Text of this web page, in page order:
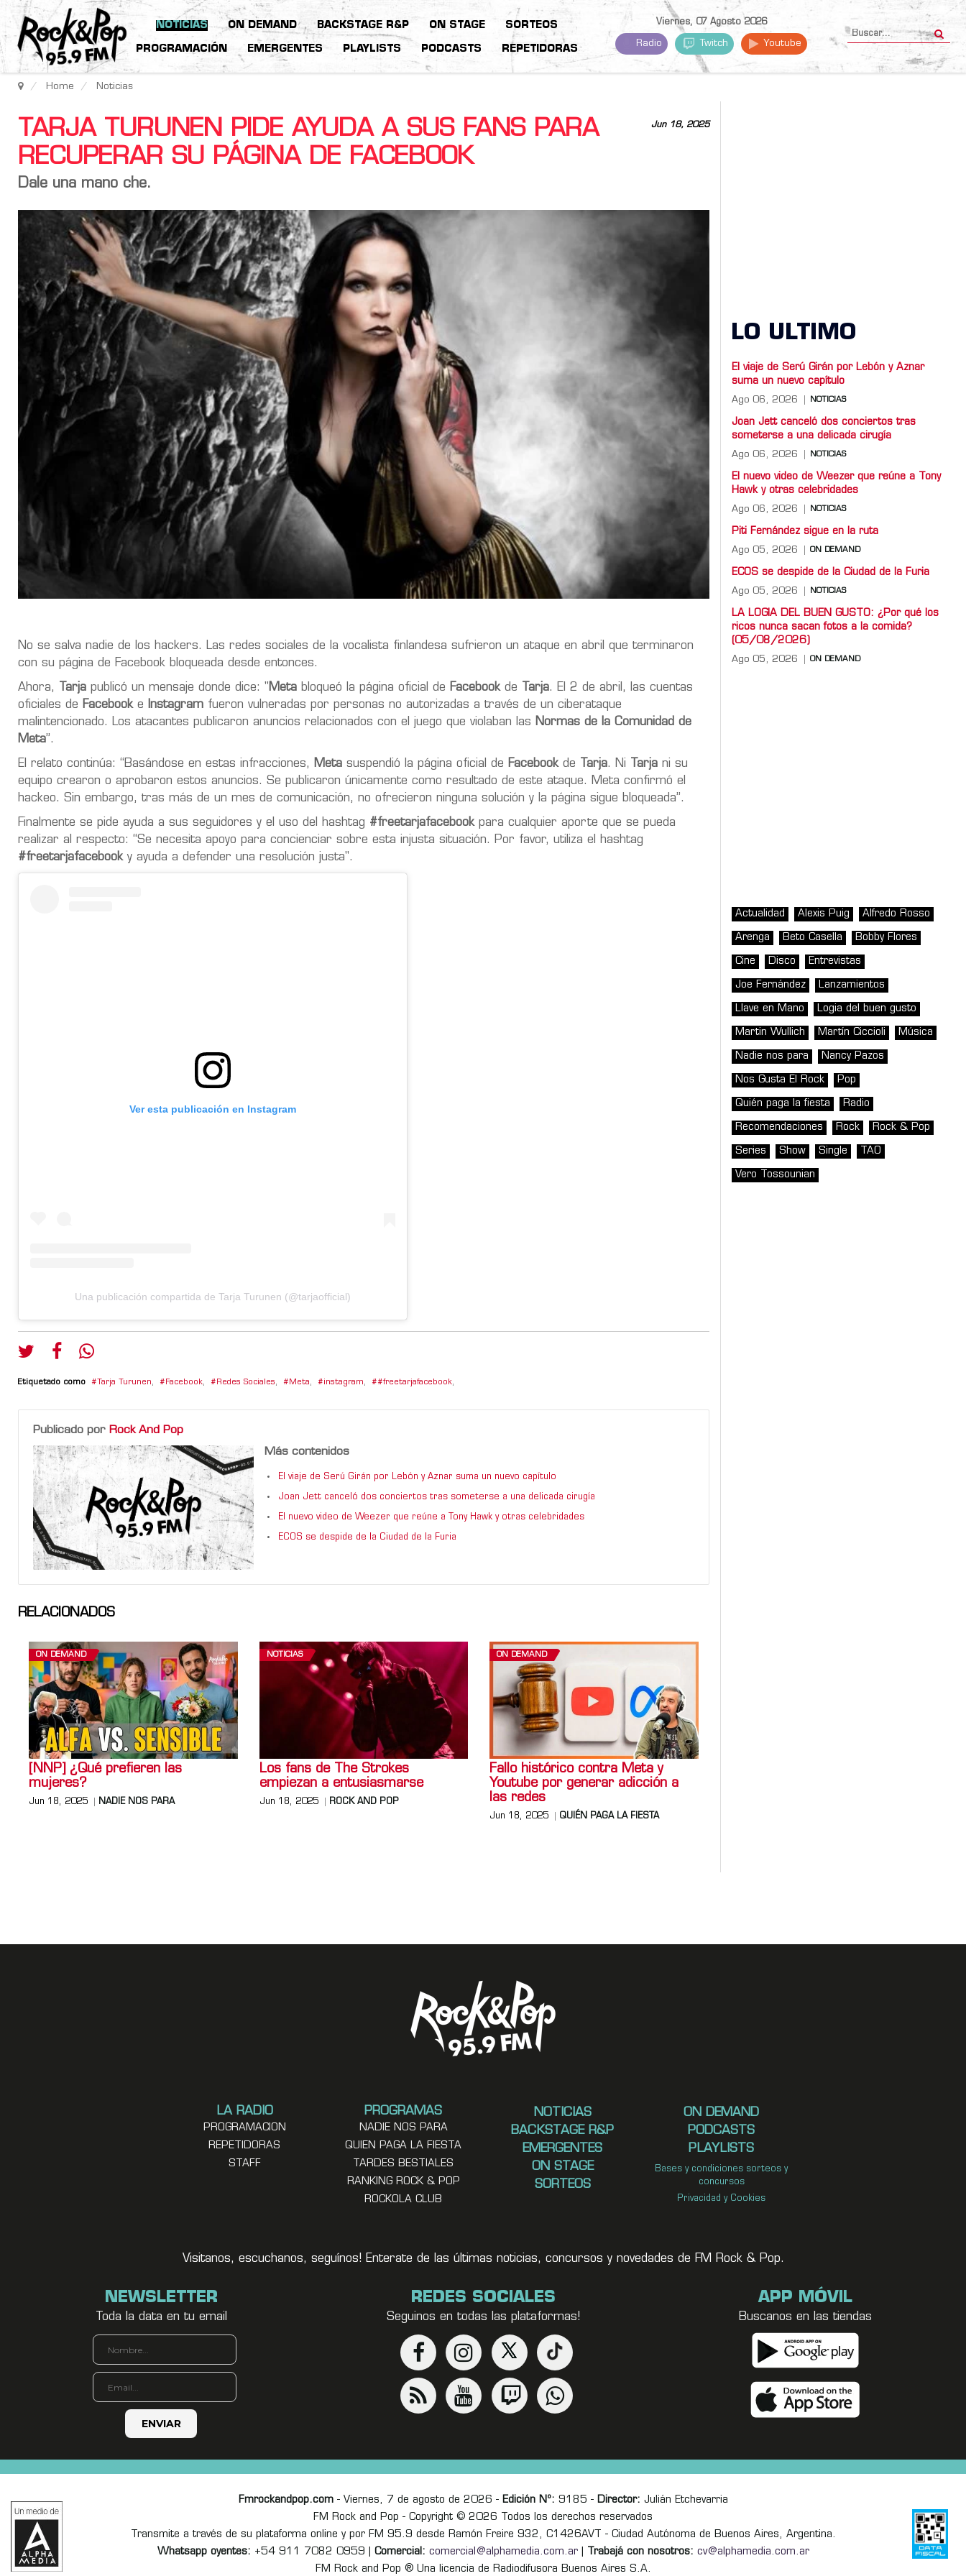
NOTICIAS ON DEMAND BACKSTAGE R&P ON STAGE SORTEOS
PROGRAMACIÓN EMERGENTES PLAYLISTS PODCASTS REPETIDORAS
Viernes, 07 Agosto 2026
Radio Twitch Youtube
Home Noticias
Jun 18, 2025
TARJA TURUNEN PIDE AYUDA A SUS FANS PARA
RECUPERAR SU PÁGINA DE FACEBOOK
Dale una mano che.
No se salva nadie de los hackers. Las redes sociales de la vocalista finlandesa sufrieron un ataque en abril que terminaron
con su página de Facebook bloqueada desde entonces.
Ahora, Tarja publicó un mensaje donde dice: " Meta bloqueó la página oficial de Facebookde Tarja. El 2 de abril, las cuentas
oficiales de Facebooke Instagram fueron vulneradas por personas no autorizadas a través de un ciberataque
malintencionado. Los atacantes publicaron anuncios relacionados con el juego que violaban las
Normas de la Comunidad de
Meta”.
El relato continúa: “Basándose en estas infracciones, Meta suspendió la página oficial de Facebookde Tarja. Ni Tarja ni su
equipo crearon o aprobaron estos anuncios. Se publicaron únicamente como resultado de este ataque. Meta confirmó el
hackeo. Sin embargo, tras más de un mes de comunicación, no ofrecieron ninguna solución y la página sigue bloqueada”.
Finalmente se pide ayuda a sus seguidores y el uso del hashtag #freetarjafacebookpara cualquier aporte que se pueda
realizar al respecto: “Se necesita apoyo para concienciar sobre esta injusta situación. Por favor, utiliza el hashtag
#freetarjafacebooky ayuda a defender una resolución justa".
Ver esta publicación en Instagram
Una publicación compartida de Tarja Turunen (@tarjaofficial)
Etiquetado como Tarja Turunen, Facebook, Redes Sociales, Meta, instagram, #freetarjafacebook,
Publicado por Rock And Pop
Más contenidos
El viaje de Serú Girán por Lebón y Aznar suma un nuevo capítulo
Joan Jett canceló dos conciertos tras someterse a una delicada cirugía
El nuevo video de Weezer que reúne a Tony Hawk y otras celebridades
ECOS se despide de la Ciudad de la Furia
RELACIONADOS
ON DEMAND
[NNP] ¿Qué prefieren las
mujeres?
Jun 18, 2025 NADIE NOS PARA
NOTICIAS
Los fans de The Strokes
empiezan a entusiasmarse
Jun 18, 2025 ROCK AND POP
ON DEMAND
Fallo histórico contra Meta y
Youtube por generar adicción a
las redes
Jun 18, 2025 QUIÉN PAGA LA FIESTA
LO ULTIMO
El viaje de Serú Girán por Lebón y Aznar
suma un nuevo capítulo
Ago 06, 2026 NOTICIAS
Joan Jett canceló dos conciertos tras
someterse a una delicada cirugía
Ago 06, 2026 NOTICIAS
El nuevo video de Weezer que reúne a Tony
Hawk y otras celebridades
Ago 06, 2026 NOTICIAS
Piti Fernández sigue en la ruta
Ago 05, 2026 ON DEMAND
ECOS se despide de la Ciudad de la Furia
Ago 05, 2026 NOTICIAS
LA LOGIA DEL BUEN GUSTO: ¿Por qué los
ricos nunca sacan fotos a la comida?
(05/08/2026)
Ago 05, 2026 ON DEMAND
Actualidad Alexis Puig Alfredo Rosso
Arenga Beto Casella Bobby Flores
Cine Disco Entrevistas
Joe Fernández Lanzamientos
Llave en Mano Logia del buen gusto
Martin Wullich Martín Ciccioli Música
Nadie nos para Nancy Pazos
Nos Gusta El Rock Pop
Quién paga la fiesta Radio
Recomendaciones Rock Rock & Pop
Series Show Single TAO
Vero Tossounian
LA RADIO
PROGRAMACION
REPETIDORAS
STAFF
PROGRAMAS
NADIE NOS PARA
QUIEN PAGA LA FIESTA
TARDES BESTIALES
RANKING ROCK & POP
ROCKOLA CLUB
NOTICIAS
BACKSTAGE R&P
EMERGENTES
ON STAGE
SORTEOS
ON DEMAND
PODCASTS
PLAYLISTS
Bases y condiciones sorteos y
concursos
Privacidad y Cookies
Visitanos, escuchanos, seguínos! Enterate de las últimas noticias, concursos y novedades de FM Rock & Pop.
NEWSLETTER
Toda la data en tu email
REDES SOCIALES
Seguinos en todas las plataformas!
APP MÓVIL
Buscanos en las tiendas
Fmrockandpop.com- Viernes, 7 de agosto de 2026 - Edición Nº: 9185 - Director: Julián Etchevarria
FM Rock and Pop - Copyright © 2026 Todos los derechos reservados
Transmite a través de su plataforma online y por FM 95.9 desde Ramón Freire 932, C1426AVT - Ciudad Autónoma de Buenos Aires, Argentina.
Whatsapp oyentes: +54 911 7082 0959 | Comercial: comercial@alphamedia.com.ar| Trabajá con nosotros: cv@alphamedia.com.ar
FM Rock and Pop ® Una licencia de Radiodifusora Buenos Aires S.A.